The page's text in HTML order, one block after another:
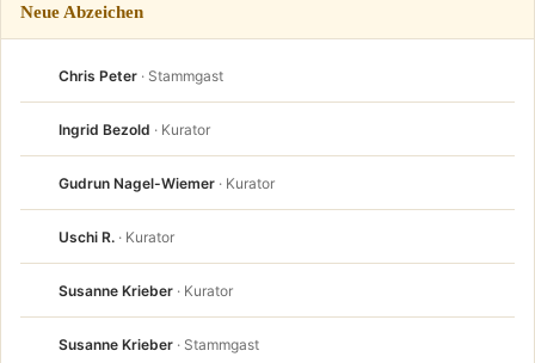
Neue Abzeichen
Chris Peter · Stammgast
Ingrid Bezold · Kurator
Gudrun Nagel-Wiemer · Kurator
Uschi R. · Kurator
Susanne Krieber · Kurator
Susanne Krieber · Stammgast